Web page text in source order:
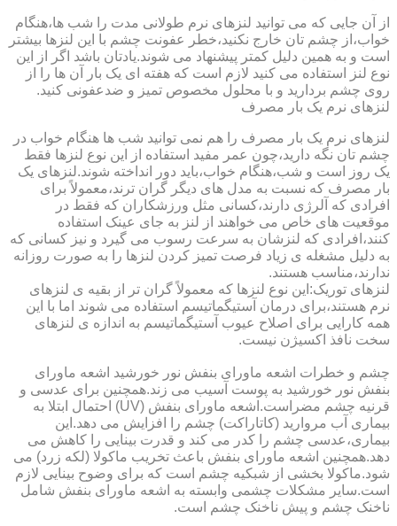
از آن جایی که می توانید لنزهای نرم طولانی مدت را شب ها،هنگام
خواب،از چشم تان خارج نکنید،خطر عفونت چشم با این لنزها بیشتر
است و به همین دلیل کمتر پیشنهاد می شوند.یادتان باشد اگر از این
نوع لنز استفاده می کنید لازم است که هفته ای یک بار آن ها را از
روی چشم بردارید و با محلول مخصوص تمیز و ضدعفونی کنید.
لنزهای نرم یک بار مصرف
لنزهای نرم یک بار مصرف را هم نمی توانید شب ها هنگام خواب در
چشم تان نگه دارید،چون عمر مفید استفاده از این نوع لنزها فقط
یک روز است و شب،هنگام خواب،باید دور انداخته شوند.لنزهای یک
بار مصرف که نسبت به مدل های دیگر گران ترند،معمولاً برای
افرادی که آلرژی دارند،کسانی مثل ورزشکاران که فقط در
موقعیت های خاص می خواهند از لنز به جای عینک استفاده
کنند،افرادی که لنزشان به سرعت رسوب می گیرد و نیز کسانی که
به دلیل مشغله ی زیاد فرصت تمیز کردن لنزها را به صورت روزانه
ندارند،مناسب هستند.
لنزهای توریک:این نوع لنزها که معمولاً گران تر از بقیه ی لنزهای
نرم هستند،برای درمان آستیگماتیسم استفاده می شوند اما با این
همه کارایی برای اصلاح عیوب آستیگماتیسم به اندازه ی لنزهای
سخت نافذ اکسیژن نیست.
چشم و خطرات اشعه ماورای بنفش نور خورشید اشعه ماورای
بنفش نور خورشید به پوست آسیب می زند.همچنین برای عدسی و
قرنیه چشم مضراست.اشعه ماورای بنفش (UV) احتمال ابتلا به
بیماری آب مروارید (کاتاراکت) چشم را افزایش می دهد.این
بیماری،عدسی چشم را کدر می کند و قدرت بینایی را کاهش می
دهد.همچنین اشعه ماورای بنفش باعث تخریب ماکولا (لکه زرد) می
شود.ماکولا بخشی از شبکیه چشم است که برای وضوح بینایی لازم
است.سایر مشکلات چشمی وابسته به اشعه ماورای بنفش شامل
ناخنک چشم و پیش ناخنک چشم است.